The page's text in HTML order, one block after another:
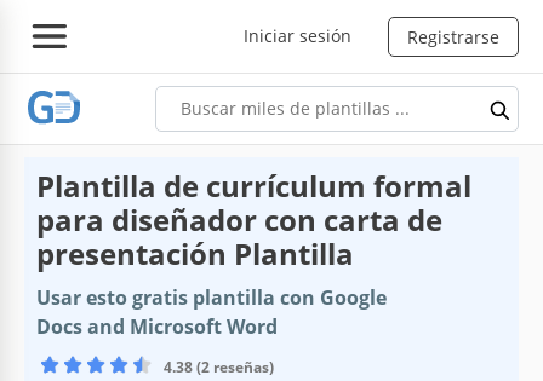
Iniciar sesión Registrarse
Plantilla de currículum formal
para diseñador con carta de
presentación Plantilla
Usar esto gratis plantilla con Google
Docs and Microsoft Word
4.38 (2 reseñas)